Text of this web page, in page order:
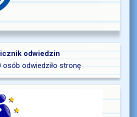
odwiedzin
osób odwiedziło stronę